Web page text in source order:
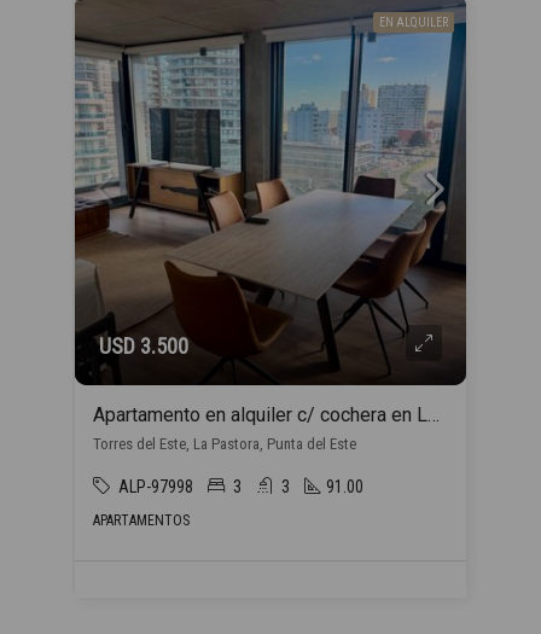
EN ALQUILER
USD 3.500
Apartamento en alquiler c/ cochera en La Pastora
Torres del Este, La Pastora, Punta del Este
ALP-97998 3 3 91.00
APARTAMENTOS